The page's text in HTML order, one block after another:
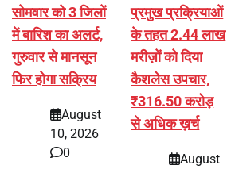
सोमवार को 3 जिलों
में बारिश का अलर्ट,
गुरुवार से मानसून
फिर होगा सक्रिय
August
10, 2026
0
प्रमुख प्रक्रियाओं
के तहत 2.44 लाख
मरीज़ों को दिया
कैशलेस उपचार,
₹316.50 करोड़
से अधिक ख़र्च
August